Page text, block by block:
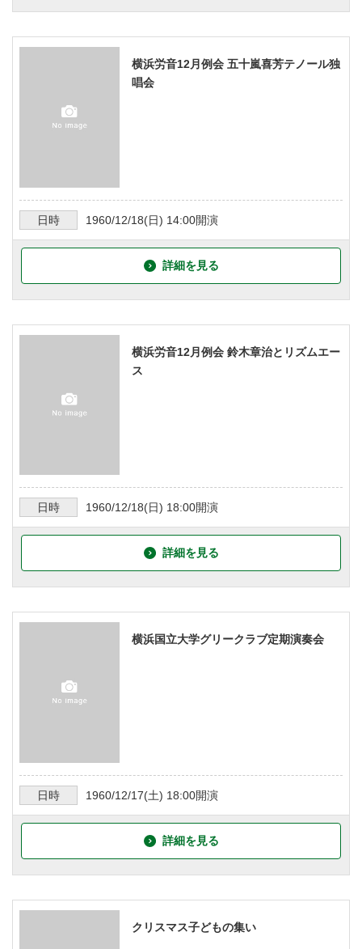
横浜労音12月例会 五十嵐喜芳テノール独
唱会
日時 1960/12/18(日) 14:00開演
詳細を見る
横浜労音12月例会 鈴木章治とリズムエー
ス
日時 1960/12/18(日) 18:00開演
詳細を見る
横浜国立大学グリークラブ定期演奏会
日時 1960/12/17(土) 18:00開演
詳細を見る
クリスマス子どもの集い